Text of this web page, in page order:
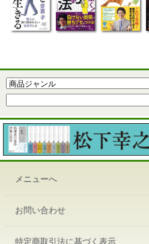
メニューへ
お問い合わせ
特定商取引法に基づく表示